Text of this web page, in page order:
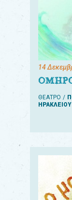
14
ΘΕΑΤΡΟ